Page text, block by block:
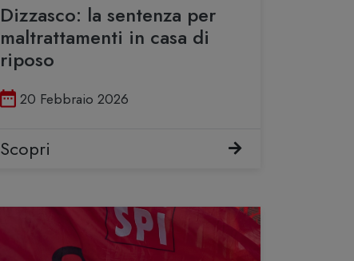
Dizzasco: la sentenza per
maltrattamenti in casa di
riposo
Pubblicato il
20 Febbraio 2026
Scopri